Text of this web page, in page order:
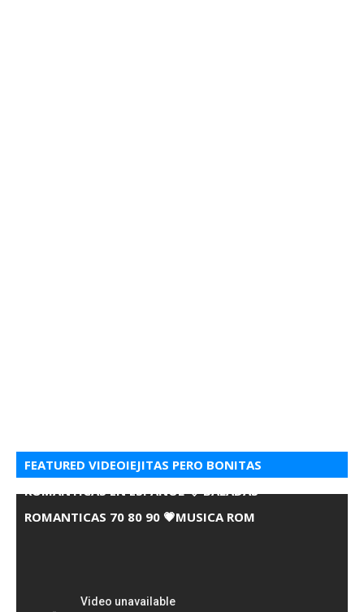
FEATURED VIDEOIEJITAS PERO BONITAS
ROMANTICAS EN ESPANOL 💘 BALADAS
ROMANTICAS 70 80 90 💗MUSICA ROM